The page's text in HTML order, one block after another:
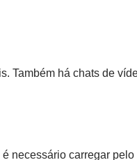
Também há chats de
necessário carregar pelo